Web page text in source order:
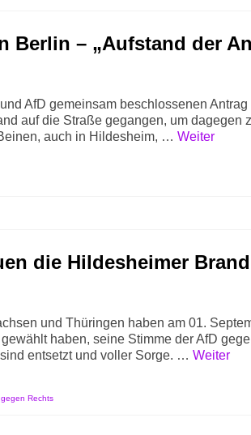
Berlin – „Aufstand der
AfD gemeinsam beschlossenen
auf die Straße gegangen, um dagegen
auch in Hildesheim, … Weiter
die Hildesheimer
und Thüringen haben am 01.
haben, seine Stimme der AfD
entsetzt und voller Sorge. … Weiter
Rechts